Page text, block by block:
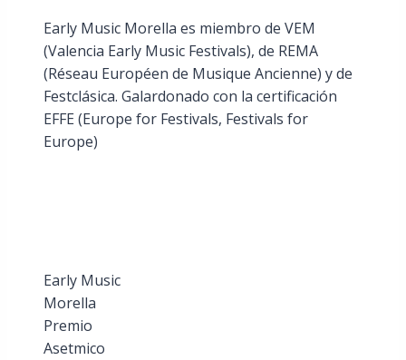
Early Music Morella es miembro de VEM
(Valencia Early Music Festivals), de REMA
(Réseau Européen de Musique Ancienne) y de
Festclásica. Galardonado con la certificación
EFFE (Europe for Festivals, Festivals for
Europe)
Early Music
Morella
Premio
Asetmico